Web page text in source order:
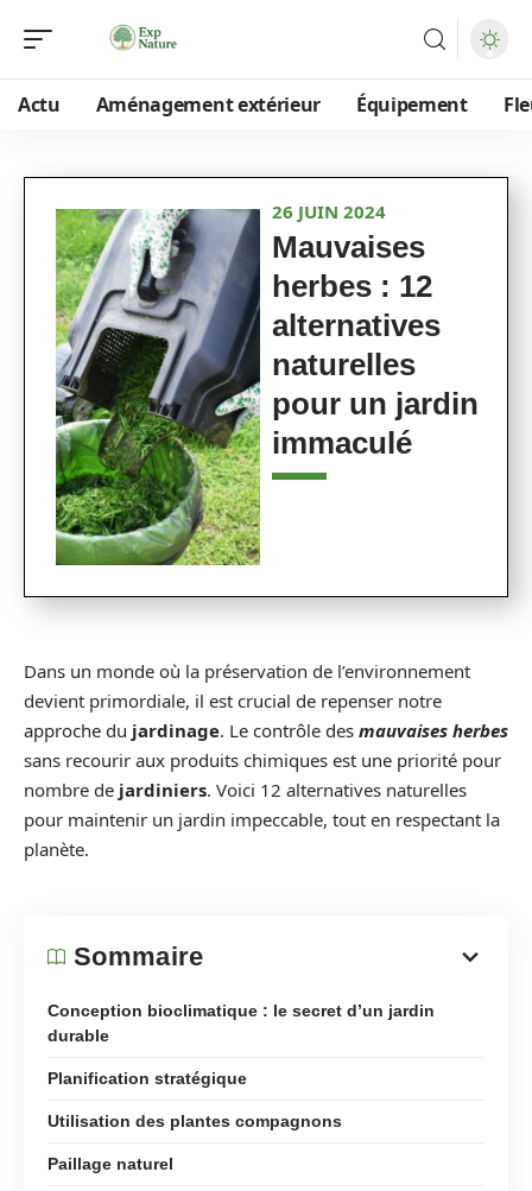
Actu Aménagement extérieur Équipement
26 JUIN 2024
Mauvaises
herbes : 12
alternatives
naturelles
pour un jardin
immaculé
Dans un monde où la préservation de l’environnement
devient primordiale, il est crucial de repenser notre
approche du jardinage. Le contrôle des mauvaises herbes
sans recourir aux produits chimiques est une priorité pour
nombre de jardiniers. Voici 12 alternatives naturelles
pour maintenir un jardin impeccable, tout en respectant la
planète.
Sommaire
Conception bioclimatique : le secret d’un jardin
durable
Planification stratégique
Utilisation des plantes compagnons
Paillage naturel